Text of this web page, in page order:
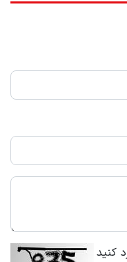
کنید